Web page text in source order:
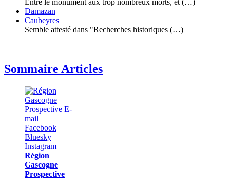
Damazan
Caubeyres
Semble attesté dans "Recherches historiques (…)
Sommaire Articles
Région
Gascogne
Prospective